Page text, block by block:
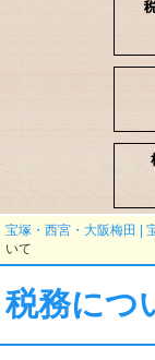
宝塚・西宮・大阪梅田 |
いて
税務につ